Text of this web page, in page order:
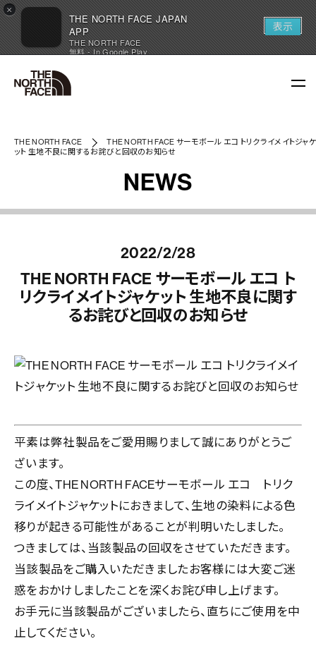
×
THE NORTH FACE JAPAN
APP
THE NORTH FACE
無料 - In Google Play
表示
THE NORTH FACE
THE NORTH FACE サーモボール エコ トリクライメイトジャケ
ット 生地不良に関するお詫びと回収のお知らせ
NEWS
2022/2/28
THE NORTH FACE サーモボール エコ ト
リクライメイトジャケット 生地不良に関す
るお詫びと回収のお知らせ
平素は弊社製品をご愛用賜りまして誠にありがとうご
ざいます。
この度、THE NORTH FACEサーモボール エコ トリク
ライメイトジャケットにおきまして、生地の染料による色
移りが起きる可能性があることが判明いたしました。
つきましては、当該製品の回収をさせていただきます。
当該製品をご購入いただきましたお客様には大変ご迷
惑をおかけしましたことを深くお詫び申し上げます。
お手元に当該製品がございましたら、直ちにご使用を中
止してください。